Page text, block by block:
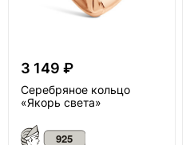
3 149 ₽
Серебряное кольцо
«Якорь света»